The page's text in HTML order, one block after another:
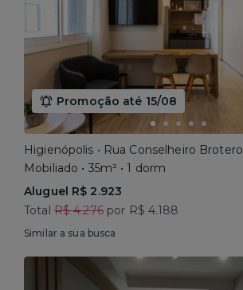
Promoção até 15/08
Higienópolis • Rua Conselheiro Brotero
Mobiliado • 35m² • 1 dorm
Aluguel R$ 2.923
Total R$ 4.276por R$ 4.188
Similar a sua busca